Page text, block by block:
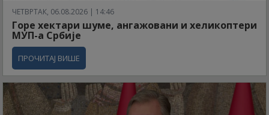
ЧЕТВРТАК, 06.08.2026 | 14:46
Горе хектари шуме, ангажовани и хеликоптери
МУП-а Србије
ПРОЧИТАЈ ВИШЕ